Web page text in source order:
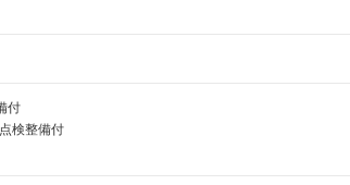
付
検整備付